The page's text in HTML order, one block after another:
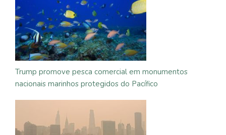
Trump promove pesca comercial em monumentos
nacionais marinhos protegidos do Pacífico